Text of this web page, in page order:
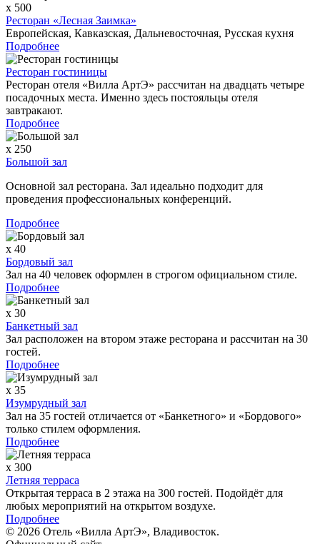
x 500
Ресторан «Лесная Заимка»
Европейская, Кавказская, Дальневосточная, Русская кухня
Подробнее
Ресторан гостиницы
Ресторан отеля «Вилла АртЭ» рассчитан на двадцать четыре
посадочных места. Именно здесь постояльцы отеля
завтракают.
Подробнее
x 250
Большой зал
Основной зал ресторана. Зал идеально подходит для
проведения профессиональных конференций.
Подробнее
x 40
Бордовый зал
Зал на 40 человек оформлен в строгом официальном стиле.
Подробнее
x 30
Банкетный зал
Зал расположен на втором этаже ресторана и рассчитан на 30
гостей.
Подробнее
x 35
Изумрудный зал
Зал на 35 гостей отличается от «Банкетного» и «Бордового»
только стилем оформления.
Подробнее
x 300
Летняя терраса
Открытая терраса в 2 этажа на 300 гостей. Подойдёт для
любых мероприятий на открытом воздухе.
Подробнее
© 2026 Отель «Вилла АртЭ», Владивосток.